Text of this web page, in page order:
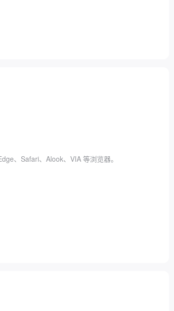
、Safari、Alook、VIA 等浏览器。